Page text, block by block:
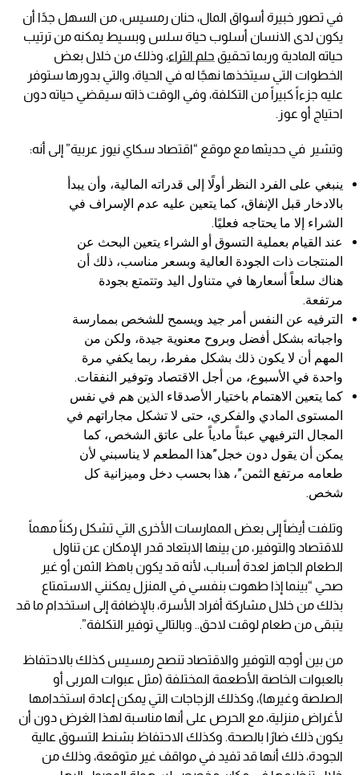
في تصور خبيرة أسواق المال، حنان رمسيس، من السهل جدًا أن
يكون لدى الانسان أسلوب حياة سلس وبسيط يمكنه من ترتيب
حياته المادية وربما تحقيق حلم الثراء، وذلك من خلال بعض
الخطوات التي سيتخذها نهجًا له في الحياة، والتي بدورها ستوفر
عليه جزءاً كبيراً من التكلفة، وفي الوقت ذاته سيقضي حياته دون
احتياج أو عوز.
وتشير في حديثها مع موقع “اقتصاد سكاي نيوز عربية” إلى أنه:
ينبغي على الفرد النظر أولًا إلى قدراته المالية، وأن يبدأ
بالادخار قبل الإنفاق، كما يتعين عليه عدم الإسراف في
الشراء إلا ما يحتاجه فعليًا.
عند القيام بعملية التسوق أو الشراء يتعين البحث عن
المنتجات ذات الجودة العالية وبسعر مناسب، ذلك أن
هناك سلعاً أسعارها في متناول اليد وتتمتع بجودة
مرتفعة.
الترفيه عن النفس أمر جيد ويسمح للشخص بممارسة
واجباته بشكل أفضل وبروح معنوية جيدة، ولكن من
المهم أن لا يكون ذلك بشكل مفرط، ربما يكفي مرة
واحدة في الأسبوع، من أجل الاقتصاد وتوفير النفقات.
كما يتعين الاهتمام باختيار الأصدقاء الذين هم في نفس
المستوى المادي والفكري، حتى لا تشكل مجاراتهم في
المجال الترفيهي عبئاً مادياً على عاتق الشخص، كما
يمكن أن يقول دون خجل”هذا المطعم لا يناسبني لأن
طعامه مرتفع الثمن”، هذا بحسب دخل وميزانية كل
شخص.
وتلفت أيضاً إلى بعض الممارسات الأخرى التي تشكل ركناً مهماً
للاقتصاد والتوفير، من بينها الابتعاد قدر الإمكان عن تناول
الطعام الجاهز لعدة أسباب، لأنه قد يكون باهظ الثمن أو غير
صحي “بينما إذا طهوت بنفسي في المنزل يمكنني الاستمتاع
بذلك من خلال مشاركة أفراد الأسرة، بالإضافة إلى استخدام ما قد
يتبقى من طعام لوقت لاحق.. وبالتالي توفير التكلفة”.
من بين أوجه التوفير والاقتصاد تنصح رمسيس كذلك بالاحتفاظ
بالعبوات الخاصة الأطعمة المختلفة (مثل عبوات المربى أو
الصلصة وغيرها)، وكذلك الزجاجات التي يمكن إعادة استخدامها
لأغراض منزلية، مع الحرص على أنها مناسبة لهذا الغرض دون أن
يكون ذلك ضارًا بالصحة. وكذلك الاحتفاظ بشنط التسوق عالية
الجودة، ذلك أنها قد تفيد في مواقف غير متوقعة، وذلك من